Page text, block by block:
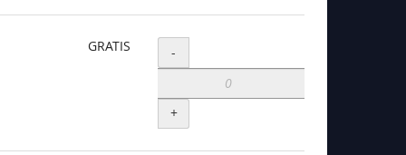
GRATIS Menge
-
+